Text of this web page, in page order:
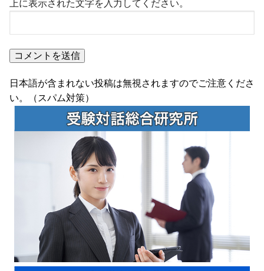
上に表示された文字を入力してください。
日本語が含まれない投稿は無視されますのでご注意くださ
い。（スパム対策）